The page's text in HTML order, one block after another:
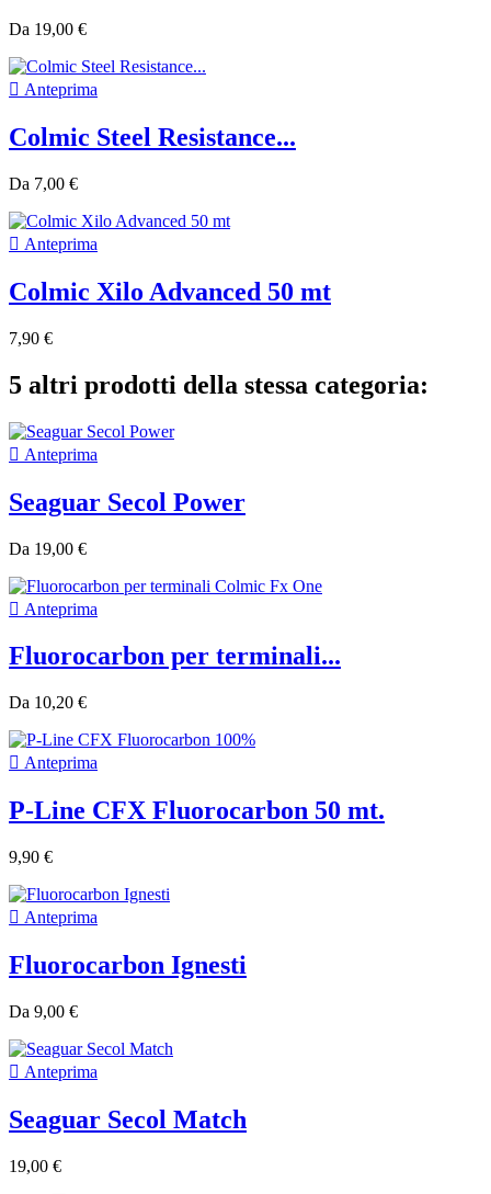
Da 19,00 €
 Anteprima
Colmic Steel Resistance...
Da 7,00 €
 Anteprima
Colmic Xilo Advanced 50 mt
7,90 €
5 altri prodotti della stessa categoria:
 Anteprima
Seaguar Secol Power
Da 19,00 €
 Anteprima
Fluorocarbon per terminali...
Da 10,20 €
 Anteprima
P-Line CFX Fluorocarbon 50 mt.
9,90 €
 Anteprima
Fluorocarbon Ignesti
Da 9,00 €
 Anteprima
Seaguar Secol Match
19,00 €